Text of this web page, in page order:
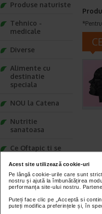
Acest site utilizează cookie-uri
Pe lângă cookie-urile care sunt
nostru și ajută la îmbunătățirea
performanța site-ului nostru.
Puteți face clic pe „Acceptă si
puteți modifica preferințele și, în
Produse naturiste
Tehnico -
medicale
Diverse
Alimente cu
destinatie
speciala
NOU la Catena
Nutritie
sanatoasa
Ce Oftapic ti se
Adora – Adorabili
din prima clipa
Seturi cadou
Baylis&Harding